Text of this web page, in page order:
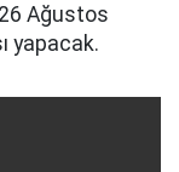
Ağustos
yapacak.